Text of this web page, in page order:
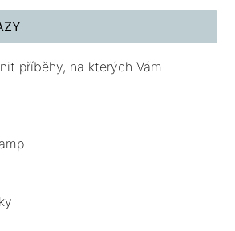
příběhy, na kterých Vám